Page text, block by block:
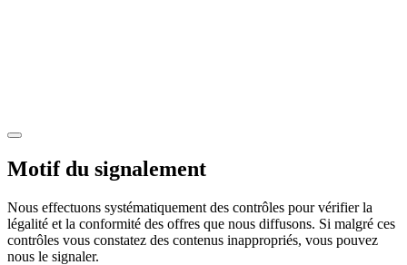
Motif du signalement
Nous effectuons systématiquement des contrôles pour vérifier la
légalité et la conformité des offres que nous diffusons. Si malgré ces
contrôles vous constatez des contenus inappropriés, vous pouvez
nous le signaler.